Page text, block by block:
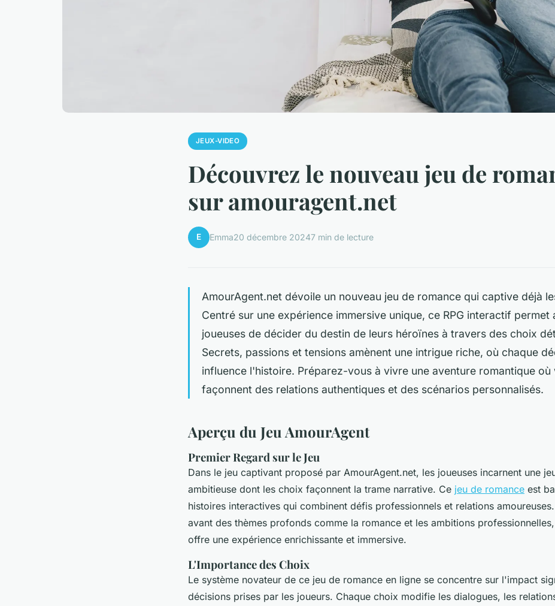
JEUX-VIDEO
Découvrez le nouveau jeu de
sur amouragent.net
E Emma20 décembre 20247 min de lecture
AmourAgent.net dévoile un nouveau jeu de romance qui captive déjà
Centré sur une expérience immersive unique, ce RPG interactif permet
joueuses de décider du destin de leurs héroïnes à travers des choix
Secrets, passions et tensions amènent une intrigue riche, où chaque
influence l'histoire. Préparez-vous à vivre une aventure romantique où
façonnent des relations authentiques et des scénarios personnalisés.
Aperçu du Jeu AmourAgent
Premier Regard sur le Jeu
Dans le jeu captivant proposé par AmourAgent.net, les joueuses incarnent une
ambitieuse dont les choix façonnent la trame narrative. Ce jeu de romance est
histoires interactives qui combinent défis professionnels et relations
avant des thèmes profonds comme la romance et les ambitions
offre une expérience enrichissante et immersive.
L'Importance des Choix
Le système novateur de ce jeu de romance en ligne se concentre sur l'impact
décisions prises par les joueurs. Chaque choix modifie les dialogues, les